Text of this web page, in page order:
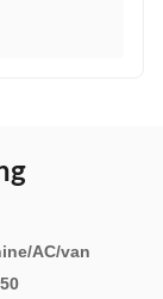
AC/van